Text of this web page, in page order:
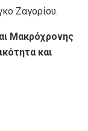
Ζαγορίου.
Μακρόχρονης
και